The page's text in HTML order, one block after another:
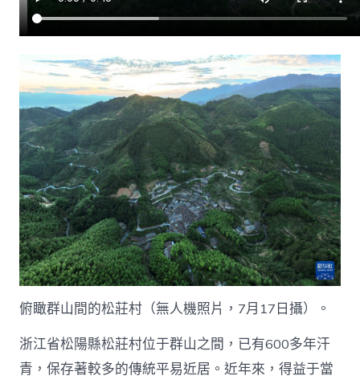
中
俯瞰群山間的松莊村（無人機照片，7月17日攝）。
浙江省松陽縣松莊村位于群山之間，已有600多年汗
青，保存著較多的傳統平易近居。近年來，得益于當